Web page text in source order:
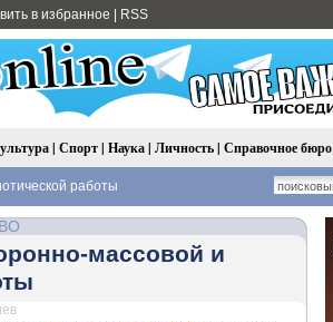
в избранное RSS
| Спорт| Наука| Личность| Справочное бюро
работы
массовой и